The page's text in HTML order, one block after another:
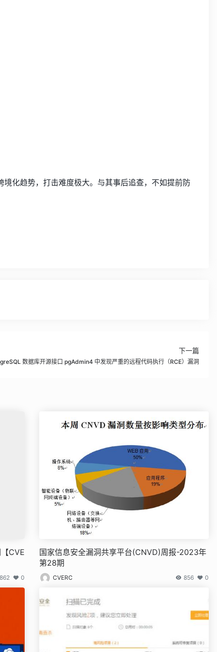
化趋势，打击难度极大。与其事后追查，不如提前防
下一篇
数据库开源接口 pgAdmin4 中发现严重的远程代码执行（RCE）漏洞
CVE
0
国家信息安全漏洞共享平台(CNVD)周报-2023年
第28期
CVERC 856 0